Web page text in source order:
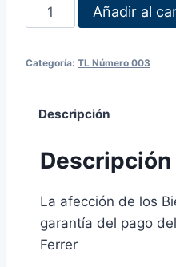
Añadir al
Categoría: TL Número 003
Descripción
Descripción
La afección de los
garantía del pago
Ferrer